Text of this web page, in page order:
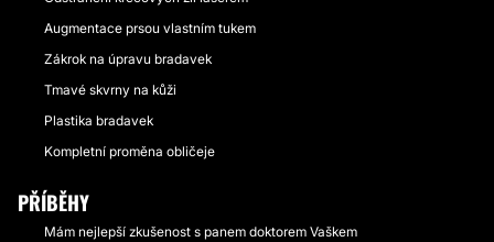
Augmentace prsou vlastním tukem
Zákrok na úpravu bradavek
Tmavé skvrny na kůži
Plastika bradavek
Kompletní proměna obličeje
PŘÍBĚHY
Mám nejlepší zkušenost s panem doktorem Vaškem